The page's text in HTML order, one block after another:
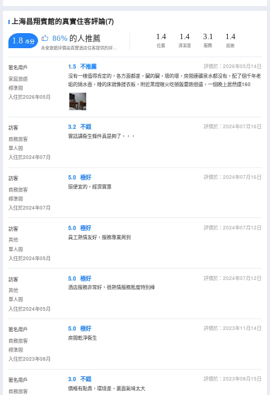
上海昌翔賓館的真實住客評論(7)
1.8 /5分 86% 的人推薦
永安旅遊評價由真實酒店住客提供的評價。
1.4
位置
1.4
清潔度
3.1
服務
1.4
設施
匿名用戶
家庭旅遊
標準間
入住於2026年05月
1.5 不推薦
評價於：2026年05月14日
沒有一樣值得肯定的，各方面都差，臟的臟，壞的壞，房間連礦泉水都沒有，配了個千年老
垢的燒水壺，睡的床就像搓衣板，附近黑燈瞎火吃頓飯要跑很遠，一個晚上居然還160
訪客
商務旅客
單人間
入住於2024年07月
3.2 不錯
評價於：2024年07月16日
實話講衞生條件真是夠了，，，
訪客
商務旅客
標準間
入住於2024年07月
5.0 極好
評價於：2024年07月16日
挺便宜的，經濟實惠
訪客
其他
單人間
入住於2024年05月
5.0 極好
評價於：2024年07月12日
員工熱情友好，服務專業周到
訪客
其他
單人間
入住於2024年05月
5.0 極好
評價於：2024年07月12日
酒店服務非常好，很熱情服務態度特別棒
匿名用戶
商務旅客
標準間
入住於2023年08月
5.0 極好
評價於：2023年11月14日
房間乾淨衞生
匿名用戶
商務旅客
3.0 不錯
評價於：2023年08月15日
價格有點貴，環境差，裏面氣味太大